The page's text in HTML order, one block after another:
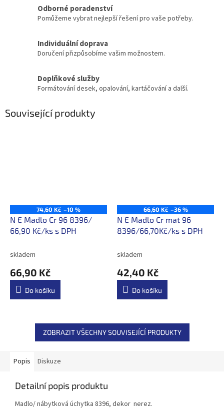
Odborné poradenství
Pomůžeme vybrat nejlepší řešení pro vaše potřeby.
Individuální doprava
Doručení přizpůsobíme vašim možnostem.
Doplňkové služby
Formátování desek, opalování, kartáčování a další.
Související produkty
74,60 Kč –10 %
N E Madlo Cr 96 8396/
66,90 Kč/ks s DPH
skladem
66,90 Kč
Do košíku
66,60 Kč –36 %
N E Madlo Cr mat 96
8396/66,70Kč/ks s DPH
skladem
42,40 Kč
Do košíku
ZOBRAZIT VŠECHNY SOUVISEJÍCÍ PRODUKTY
Popis Diskuze
Detailní popis produktu
Madlo/ nábytková úchytka 8396, dekor nerez.